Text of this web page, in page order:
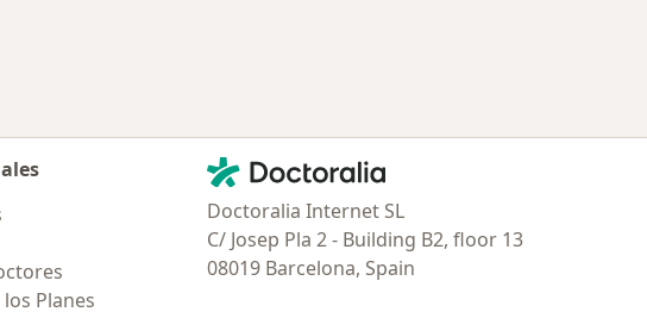
Planes
Contacto
Doctoralia - Página de inicio
Doctoralia Internet SL
C/ Josep Pla 2 - Building B2, floor 13
08019 Barcelona, Spain